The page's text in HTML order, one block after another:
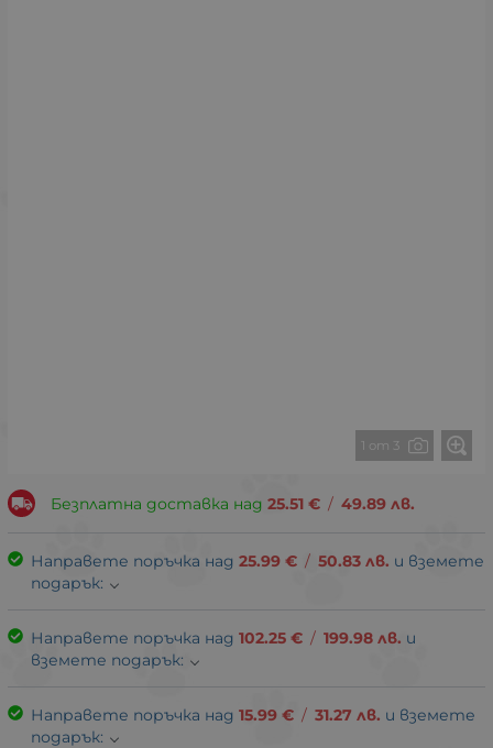
1 от 3
Безплатна доставка над 25.51 € / 49.89 лв.
Направете поръчка над 25.99 € / 50.83 лв. и вземете
подарък:
Направете поръчка над 102.25 € / 199.98 лв. и
вземете подарък:
Направете поръчка над 15.99 € / 31.27 лв. и вземете
подарък: